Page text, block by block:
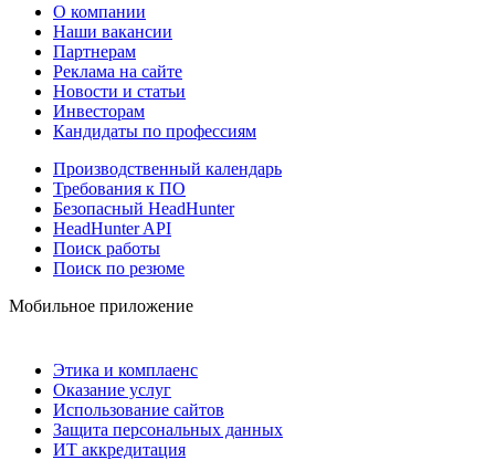
О компании
Наши вакансии
Партнерам
Реклама на сайте
Новости и статьи
Инвесторам
Кандидаты по профессиям
Производственный календарь
Требования к ПО
Безопасный HeadHunter
HeadHunter API
Поиск работы
Поиск по резюме
Мобильное приложение
Этика и комплаенс
Оказание услуг
Использование сайтов
Защита персональных данных
ИТ аккредитация